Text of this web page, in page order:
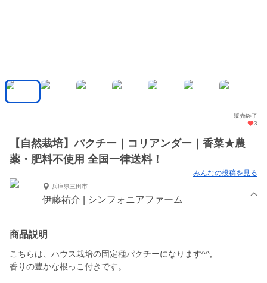
販売終了
3
【自然栽培】パクチー｜コリアンダー｜香菜★農
薬・肥料不使用 全国一律送料！
みんなの投稿を見る
兵庫県三田市
伊藤祐介 | シンフォニアファーム
商品説明
こちらは、ハウス栽培の固定種パクチーになります^^;
香りの豊かな根っこ付きです。